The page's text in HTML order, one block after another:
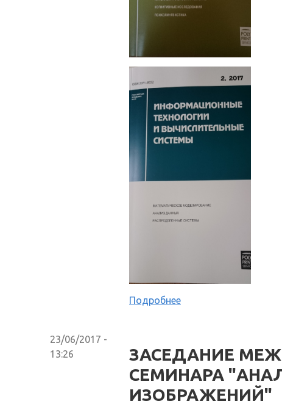
Подробнее
23/06/2017 -
13:26
ЗАСЕДАНИЕ
СЕМИНАРА
ИЗОБРАЖЕНИЙ"